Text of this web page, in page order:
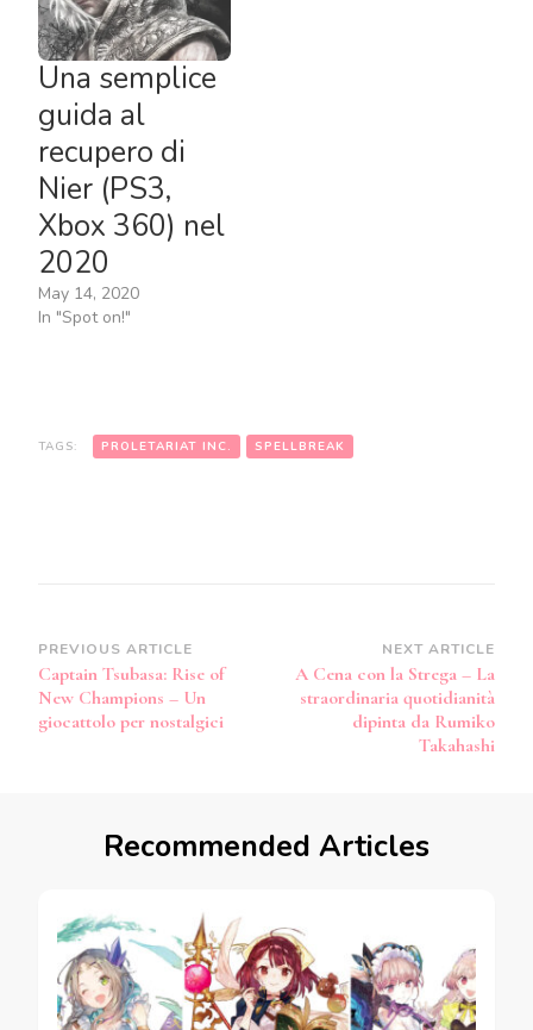
Una semplice
guida al
recupero di
Nier (PS3,
Xbox 360) nel
2020
May 14, 2020
In "Spot on!"
TAGS: PROLETARIAT INC. SPELLBREAK
Post
Navigation
PREVIOUS ARTICLE
Captain Tsubasa: Rise of
New Champions – Un
giocattolo per nostalgici
NEXT ARTICLE
A Cena con la Strega – La
straordinaria quotidianità
dipinta da Rumiko
Takahashi
Recommended Articles